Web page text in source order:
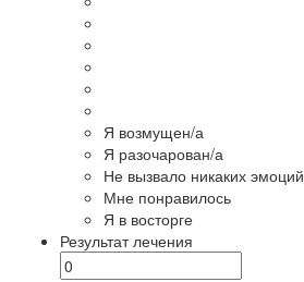
Я возмущен/а
Я разочарован/а
Не вызвало никаких эмоций
Мне понравилось
Я в восторге
Результат лечения